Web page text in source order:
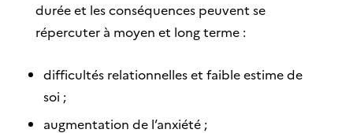
durée et les conséquences peuvent se
répercuter à moyen et long terme :
difficultés relationnelles et faible estime de
soi ;
augmentation de l’anxiété ;